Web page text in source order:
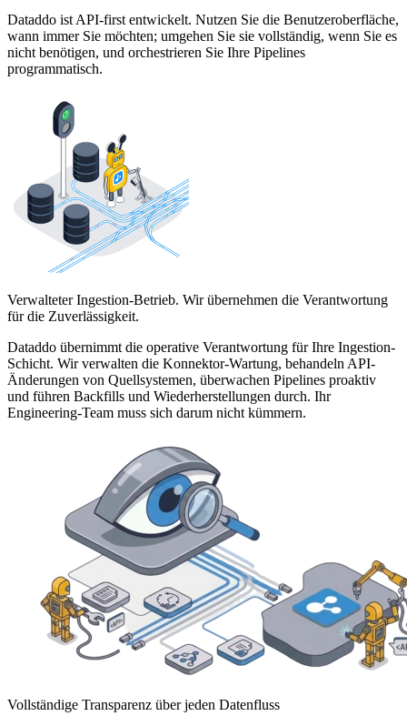
Dataddo ist API-first entwickelt. Nutzen Sie die Benutzeroberfläche,
wann immer Sie möchten; umgehen Sie sie vollständig, wenn Sie es
nicht benötigen, und orchestrieren Sie Ihre Pipelines
programmatisch.
Verwalteter Ingestion-Betrieb. Wir übernehmen die Verantwortung
für die Zuverlässigkeit.
Dataddo übernimmt die operative Verantwortung für Ihre Ingestion-
Schicht. Wir verwalten die Konnektor-Wartung, behandeln API-
Änderungen von Quellsystemen, überwachen Pipelines proaktiv
und führen Backfills und Wiederherstellungen durch. Ihr
Engineering-Team muss sich darum nicht kümmern.
Vollständige Transparenz über jeden Datenfluss